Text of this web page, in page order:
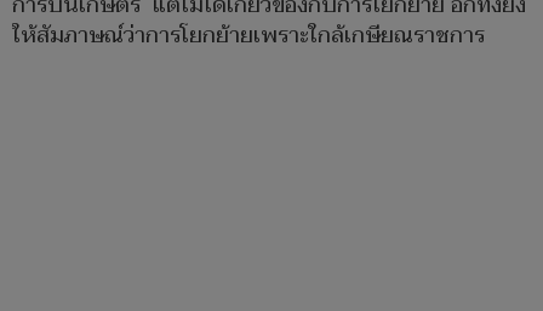
ให้สัมภาษณ์ว่าการโยกย้ายเพราะใกล้เกษียณราชการ